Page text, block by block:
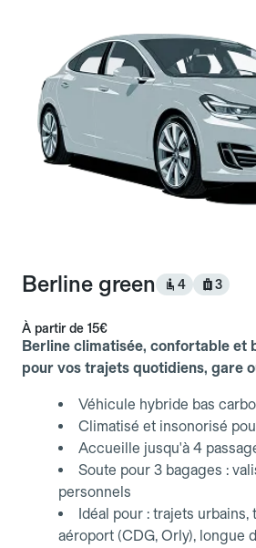
Berline green 4 3
À partir de 15€
Berline climatisée, confortable et
pour vos trajets quotidiens, gare
Véhicule hybride bas
Climatisé et insonorisé
Accueille jusqu'à 4
Soute pour 3 bagages :
personnels
Idéal pour : trajets
aéroport (CDG, Orly), longue